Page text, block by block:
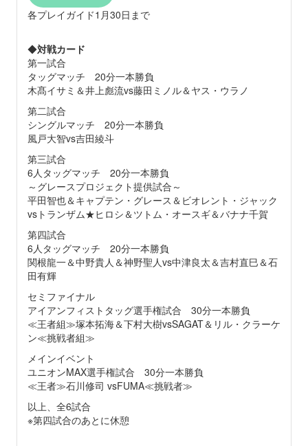
各プレイガイド1月30日まで
◆対戦カード
第一試合
タッグマッチ 20分一本勝負
木髙イサミ＆井上彪流vs藤田ミノル＆ヤス・ウラノ
第二試合
シングルマッチ 20分一本勝負
風戸大智vs吉田綾斗
第三試合
6人タッグマッチ 20分一本勝負
～グレースプロジェクト提供試合～
平田智也＆キャプテン・グレース＆ビオレント・ジャック
vsトランザム★ヒロシ＆ツトム・オースギ＆バナナ千賀
第四試合
6人タッグマッチ 20分一本勝負
関根龍一＆中野貴人＆神野聖人vs中津良太＆吉村直巳＆石
田有輝
セミファイナル
アイアンフィストタッグ選手権試合 30分一本勝負
≪王者組≫塚本拓海＆下村大樹vsSAGAT＆リル・クラーケ
ン≪挑戦者組≫
メインイベント
ユニオンMAX選手権試合 30分一本勝負
≪王者≫石川修司 vsFUMA≪挑戦者≫
以上、全6試合
※第四試合のあとに休憩